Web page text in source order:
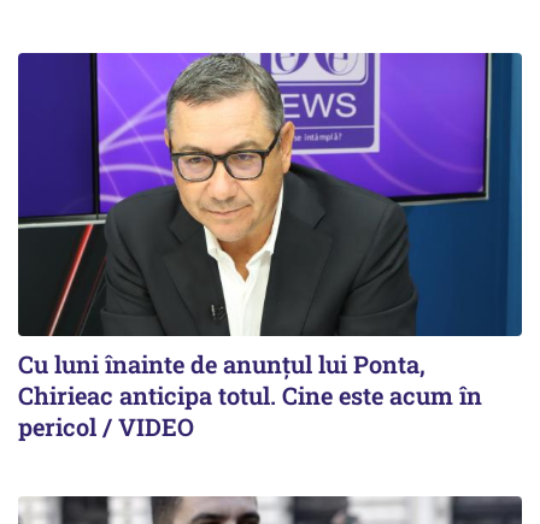
Cu luni înainte de anunțul lui Ponta,
Chirieac anticipa totul. Cine este acum în
pericol / VIDEO